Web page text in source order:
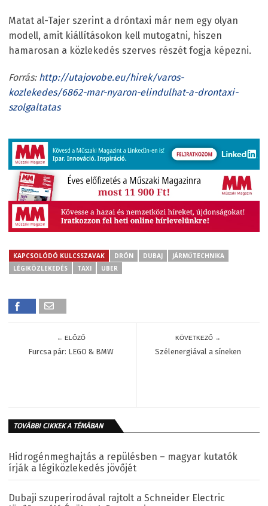
Matat al-Tajer szerint a dróntaxi már nem egy olyan
modell, amit kiállításokon kell mutogatni, hiszen
hamarosan a közlekedés szerves részét fogja képezni.
Forrás: http://utajovobe.eu/hirek/varos-
kozlekedes/6862-mar-nyaron-elindulhat-a-drontaxi-
szolgaltatas
KAPCSOLÓDÓ KULCSSZAVAK DRÓN DUBAJ
JÁRMŰTECHNIKA
LÉGIKÖZLEKEDÉS
TAXI UBER
← ELŐZŐ
Furcsa pár: LEGO & BMW
KÖVETKEZŐ →
Szélenergiával a síneken
TOVÁBBI CIKKEK A TÉMÁBAN
Hidrogénmeghajtás a repülésben – magyar kutatók
írják a légiközlekedés jövőjét
Dubaji szuperirodával rajtolt a Schneider Electric